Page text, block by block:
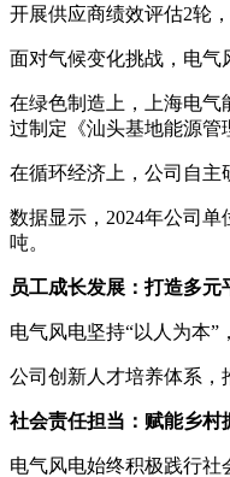
开展供应商绩效评估2轮
面对气候变化挑战，电气
在绿色制造上，上海电气
过制定《汕头基地能源管
在循环经济上，公司自主
数据显示，2024年公司单
吨。
员工成长发展：打造多元
电气风电坚持“以人为本”
公司创新人才培养体系，
社会责任担当：赋能乡村
电气风电始终积极践行社